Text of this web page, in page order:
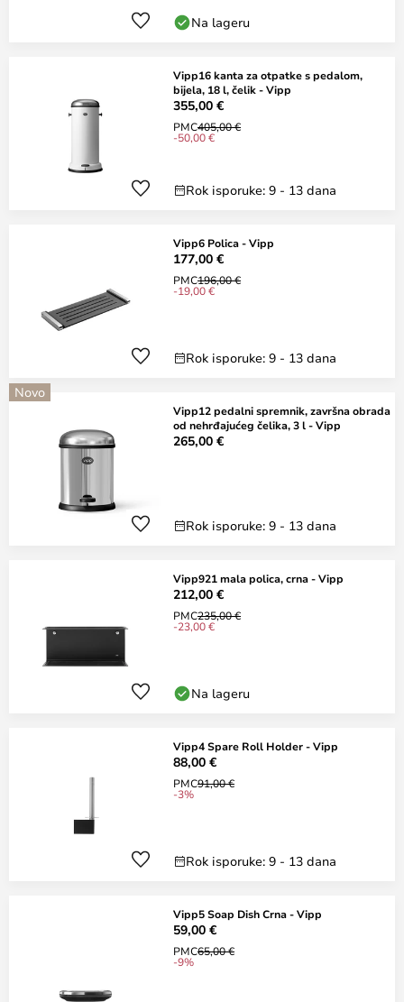
Na lageru
Vipp16 kanta za otpatke s pedalom,
bijela, 18 l, čelik - Vipp
355,00 €
PMC405,00 €
-50,00 €
Rok isporuke: 9 - 13 dana
Vipp6 Polica - Vipp
177,00 €
PMC196,00 €
-19,00 €
Rok isporuke: 9 - 13 dana
Novo
Vipp12 pedalni spremnik, završna obrada
od nehrđajućeg čelika, 3 l - Vipp
265,00 €
Rok isporuke: 9 - 13 dana
Vipp921 mala polica, crna - Vipp
212,00 €
PMC235,00 €
-23,00 €
Na lageru
Vipp4 Spare Roll Holder - Vipp
88,00 €
PMC91,00 €
-3%
Rok isporuke: 9 - 13 dana
Vipp5 Soap Dish Crna - Vipp
59,00 €
PMC65,00 €
-9%